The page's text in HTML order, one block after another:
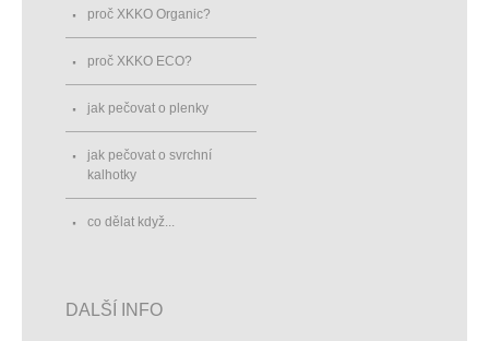
proč XKKO Organic?
proč XKKO ECO?
jak pečovat o plenky
jak pečovat o svrchní
kalhotky
co dělat když...
DALŠÍ INFO